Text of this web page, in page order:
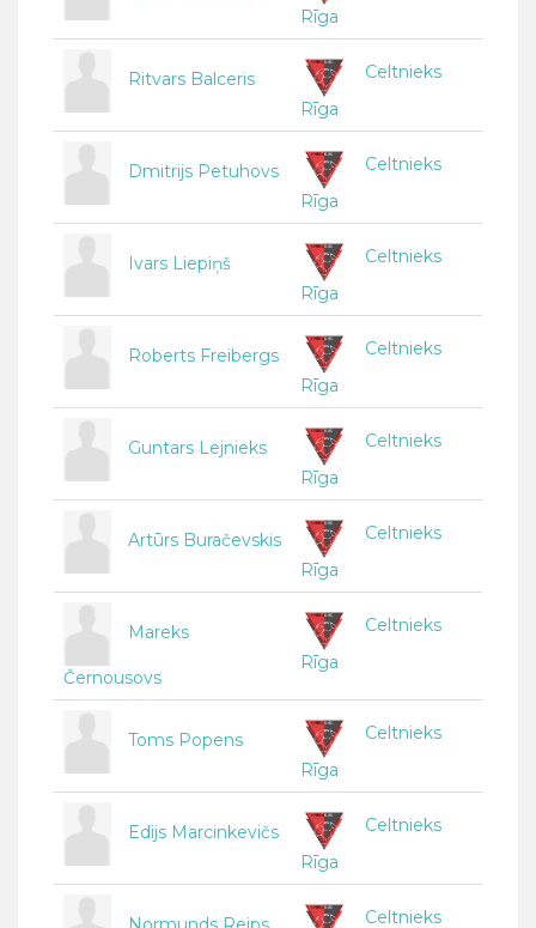
Rīga
Ritvars Balceris
Celtnieks
Rīga
Dmitrijs Petuhovs
Celtnieks
Rīga
Ivars Liepiņš
Celtnieks
Rīga
Roberts Freibergs
Celtnieks
Rīga
Guntars Lejnieks
Celtnieks
Rīga
Artūrs Buračevskis
Celtnieks
Rīga
Mareks
Černousovs
Celtnieks
Rīga
Toms Popens
Celtnieks
Rīga
Edijs Marcinkevičs
Celtnieks
Rīga
Celtnieks